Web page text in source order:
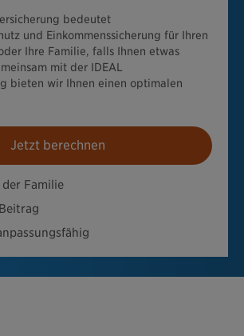
bedeutet
und Einkommenssicherung für Ihren
Ihre Familie, falls Ihnen etwas
mit der IDEAL
bieten wir Ihnen einen optimalen
Jetzt berechnen
Familie